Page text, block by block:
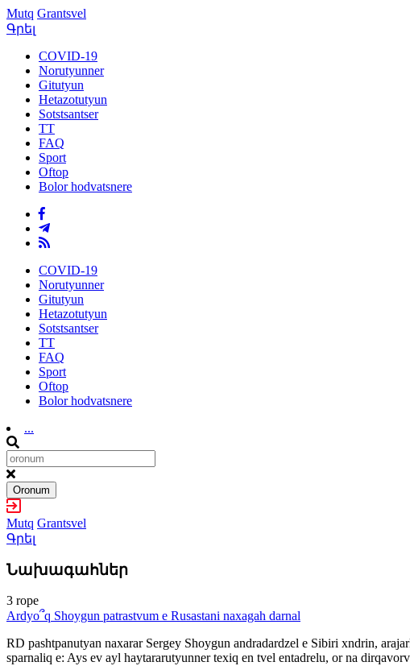
Mutq Grantsvel
Գրել
COVID-19
Norutyunner
Gitutyun
Hetazotutyun
Sotstsantser
TT
FAQ
Sport
Oftop
Bolor hodvatsnere
COVID-19
Norutyunner
Gitutyun
Hetazotutyun
Sotstsantser
TT
FAQ
Sport
Oftop
Bolor hodvatsnere
...
Oronum
Mutq Grantsvel
Գրել
Նախագահներ
3 rope
Ardyo՞q Shoygun patrastvum e Rusastani naxagah darnal
RD pashtpanutyan naxarar Sergey Shoygun andradardzel e Sibiri xndrin,
sparnaliq e: Ays ev ayl haytararutyunner texiq en tvel entadrelu, or na